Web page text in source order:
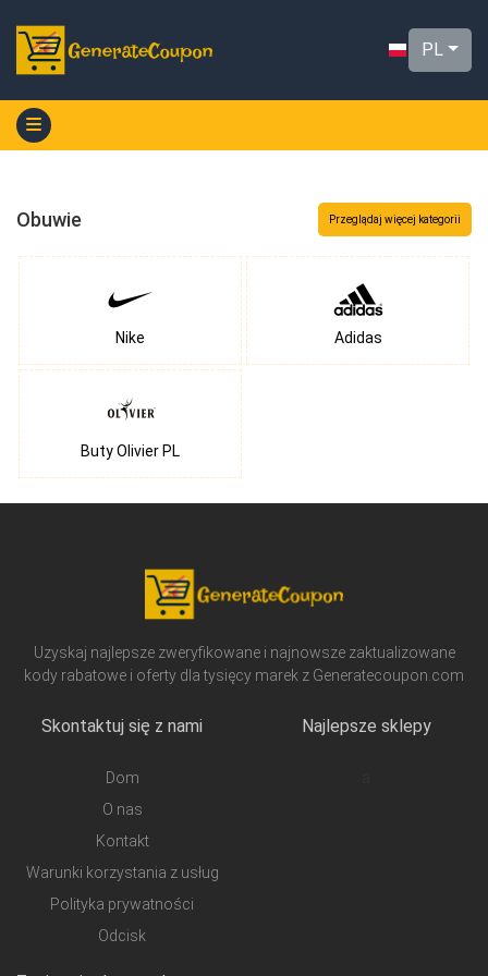
PL
Obuwie Przeglądaj więcej kategorii
Nike Adidas
Buty Olivier PL
Uzyskaj najlepsze zweryfikowane i najnowsze zaktualizowane
kody rabatowe i oferty dla tysięcy marek z Generatecoupon.com
Skontaktuj się z nami
Dom
O nas
Kontakt
Warunki korzystania z usług
Polityka prywatności
Odcisk
Najlepsze sklepy